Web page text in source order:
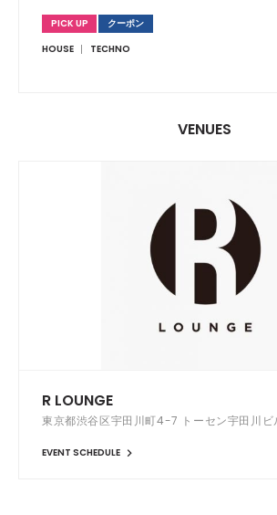
PICK UP
クーポン
HOUSE
TECHNO
VENUES
R LOUNGE
東京都渋谷区宇田川町4-7 トーセン宇田川
EVENT SCHEDULE